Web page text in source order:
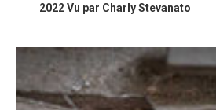
2022 Vu par Charly Stevanato